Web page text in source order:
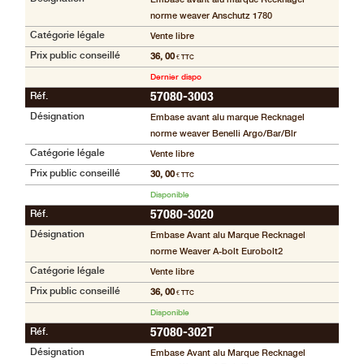
accueil
mes
listes de
favoris
Consulter
mon
panier
Acheter
à
Modifiez
vos
de compte
Commandes
norme weaver Anschutz 1780
Catégorie légale Vente libre
Prix public conseillé 36, 00€ TTC
Dernier dispo
Réf.
57080-3003
Désignation
Embase avant alu marque Recknagel
norme weaver Benelli Argo/Bar/Blr
Catégorie légale Vente libre
Prix public conseillé 30, 00€ TTC
Disponible
Réf.
57080-3020
Désignation
Embase Avant alu Marque Recknagel
norme Weaver A-bolt Eurobolt2
Catégorie légale Vente libre
Prix public conseillé 36, 00€ TTC
Disponible
Réf.
57080-302T
Désignation
Embase Avant alu Marque Recknagel